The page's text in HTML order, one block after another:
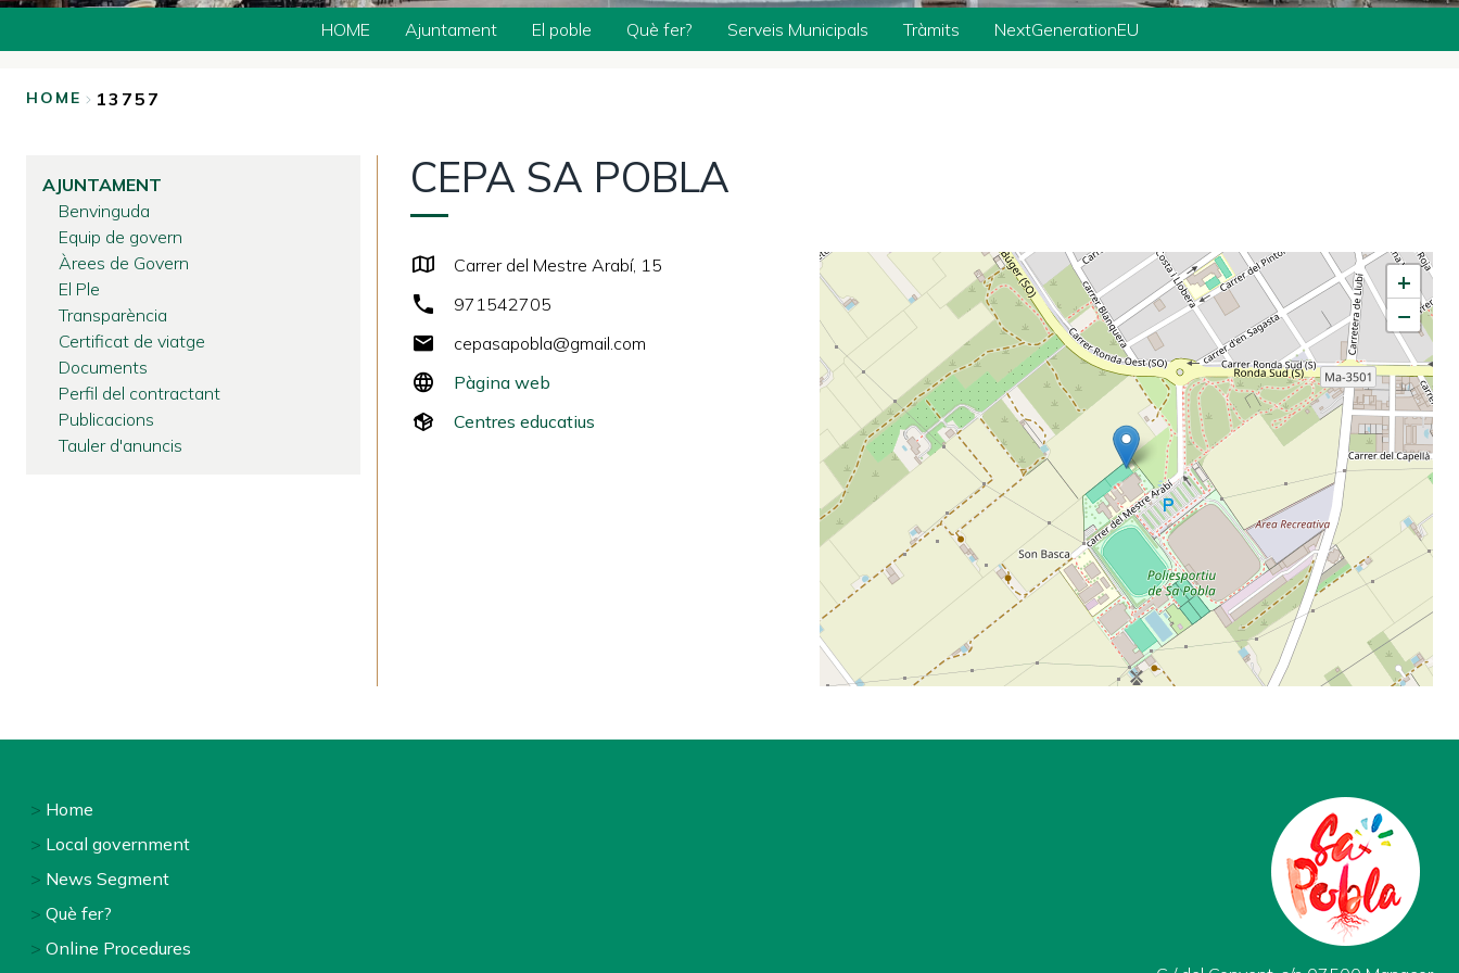
HOME Ajuntament El poble Què fer? Serveis Municipals Tràmits NextGenerationEU
HOME 13757
AJUNTAMENT
Benvinguda
Equip de govern
Àrees de Govern
El Ple
Transparència
Certificat de viatge
Documents
Perfil del contractant
Publicacions
Tauler d'anuncis
CEPA SA POBLA
Carrer del Mestre Arabí, 15
971542705
cepasapobla@gmail.com
Pàgina web
Centres educatius
+
−
Footer
menu
1
Home
Local government
News Segment
Què fer?
Online Procedures